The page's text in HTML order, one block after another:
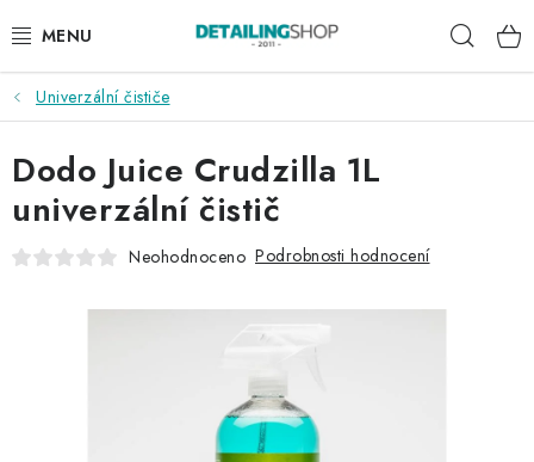
na
AKCE
NOVINKY
EXTERIÉR
DÁRKOVÉ SADY A POUKAZY
Univerzální čističe
Dodo Juice Crudzilla 1L
univerzální čistič
Neohodnoceno Podrobnosti hodnocení